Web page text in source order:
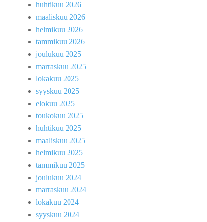
huhtikuu 2026
maaliskuu 2026
helmikuu 2026
tammikuu 2026
joulukuu 2025
marraskuu 2025
lokakuu 2025
syyskuu 2025
elokuu 2025
toukokuu 2025
huhtikuu 2025
maaliskuu 2025
helmikuu 2025
tammikuu 2025
joulukuu 2024
marraskuu 2024
lokakuu 2024
syyskuu 2024